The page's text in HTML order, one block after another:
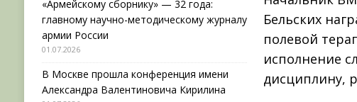
Бельских
полевой
исполнение
дисциплину,
«Армейскому сборнику» — 32 года:
главному научно-методическому журналу
армии России
01.07.2026
В Москве прошла конференция имени
Александра Валентиновича Кирилина